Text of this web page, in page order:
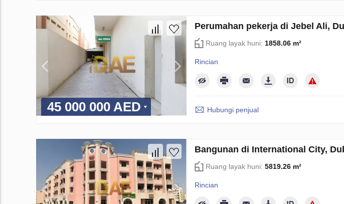
45 000 000 AED
Perumahan pekerja di Jebel Ali,
Ruang layak huni: 1858.06 m²
Rincian
Hubungi penjual
Bangunan di International City,
Ruang layak huni: 5819.26 m²
Rincian